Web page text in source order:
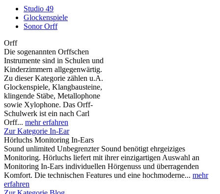
Studio 49
Glockenspiele
Sonor Orff
Orff
Die sogenannten Orffschen
Instrumente sind in Schulen und
Kinderzimmern allgegenwärtig.
Zu dieser Kategorie zählen u.A.
Glockenspiele, Klangbausteine,
klingende Stäbe, Metallophone
sowie Xylophone. Das Orff-
Schulwerk ist ein nach Carl
Orff... mehr erfahren
Zur Kategorie In-Ear
Hörluchs Monitoring In-Ears
Sound unlimited Unbegrenzter Sound benötigt ehrgeiziges
Monitoring. Hörluchs liefert mit ihrer einzigartigen Auswahl an
Monitoring In-Ears individuellen Hörgenuss und überragenden
Komfort. Die technischen Features und eine hochmoderne... mehr
erfahren